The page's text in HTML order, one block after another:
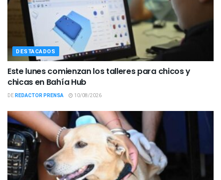
DESTACADOS
Este lunes comienzan los talleres para chicos y
chicas en Bahía Hub
DEREDACTOR PRENSA 10/08/2026